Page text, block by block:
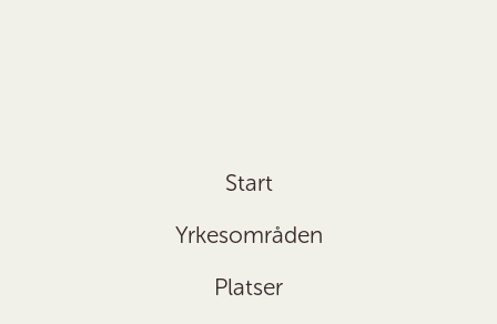
Start
Yrkesområden
Platser